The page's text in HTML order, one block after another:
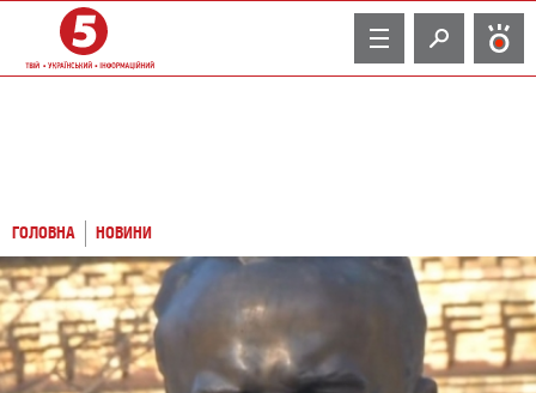
TV
ГОЛОВНА НОВИНИ